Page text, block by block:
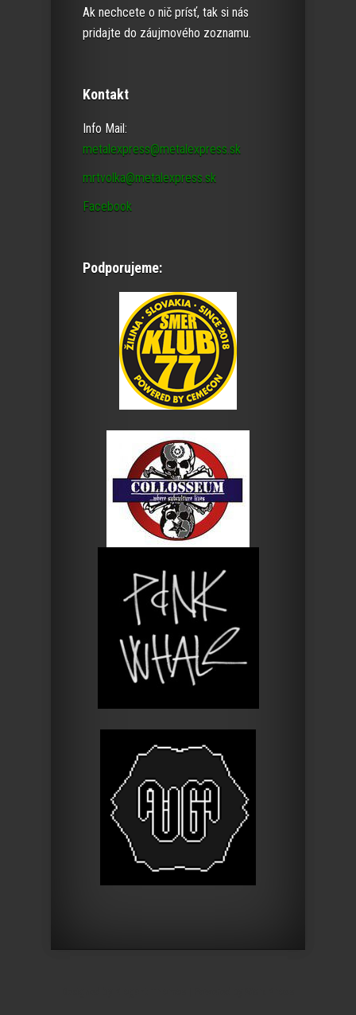
Ak nechcete o nič prísť, tak si nás
pridajte do záujmového zoznamu.
Kontakt
Info Mail:
metalexpress@metalexpress.sk
mrtvolka@metalexpress.sk
Facebook
Podporujeme: